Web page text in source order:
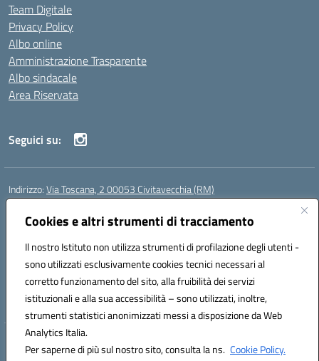
Cookies e altri strumenti di tracciamento
Il nostro Istituto non utilizza strumenti di profilazione degli utenti -
sono utilizzati esclusivamente cookies tecnici necessari al
corretto funzionamento del sito, alla fruibilità dei servizi
istituzionali e alla sua accessibilità – sono utilizzati, inoltre,
strumenti statistici anonimizzati messi a disposizione da Web
Analytics Italia.
Per saperne di più sul nostro sito, consulta la ns. Cookie Policy.
Team Digitale
Privacy Policy
Albo online
Amministrazione Trasparente
Albo sindacale
Area Riservata
Seguici su:
Indirizzo:Via Toscana, 2 00053 Civitavecchia (RM)
Centralino:
Posta elettronica certificata (PEC):rmic8b900g@pec.istruzione.it
Codice fiscale: 91038380589
Codice meccanografico:RMIC8B900G
Codice Indice delle Pubbliche Amministrazioni (IPA): istsc_rmic8b900g
Codice unico di fatturazione (CUF): UFP4NO
Hosting & Powered by 3D Solution S.r.l.